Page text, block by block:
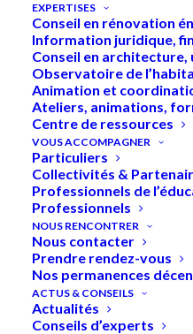
EXPERTISES
Conseil en rénovation
Information juridique,
Conseil en
Observatoire de
Animation et
Ateliers, animations,
Centre de ressources
VOUS ACCOMPAGNER
Particuliers
Collectivités &
Professionnels de
Professionnels
NOUS RENCONTRER
Nous contacter
Prendre rendez-vous
Nos permanences
ACTUS & CONSEILS
Actualités
Conseils d’experts